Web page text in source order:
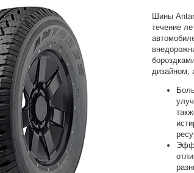
Шины
течение
дизайном,